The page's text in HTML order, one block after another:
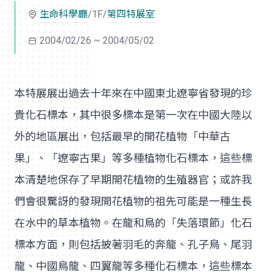
生命科學廳/1F/第四特展室
2004/02/26 ~ 2004/05/02
本特展展出過去十年來在中國東北遼寧省發現的珍
貴化石標本，其中很多標本是第一次在中國大陸以
外的地區展出，包括最早的開花植物「中華古
果」、「遼寧古果」等多種植物化石標本，這些標
本清楚地保存了早期開花植物的生殖器官；或許我
們會很驚訝的發現開花植物的祖先可能是一種生長
在水中的草本植物。在龍和鳥的「失落環節」化石
標本方面，則包括披著羽毛的奔龍、孔子鳥、尾羽
龍、中國鳥龍、四翼龍等多種化石標本，這些標本